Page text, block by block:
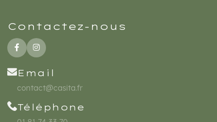
Contactez-nous
Email
contact@casita.fr
Téléphone